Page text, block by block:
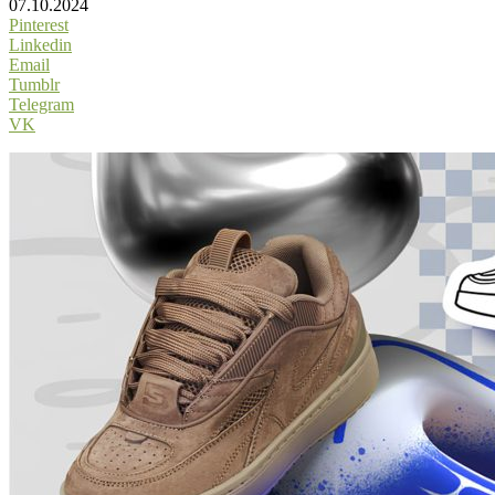
07.10.2024
Pinterest
Linkedin
Email
Tumblr
Telegram
VK